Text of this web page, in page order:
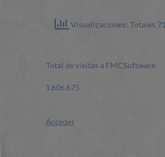
Visualizaciones: Totales 71
Total de visitas a FMCSoftware:
1,606,675
Acceder